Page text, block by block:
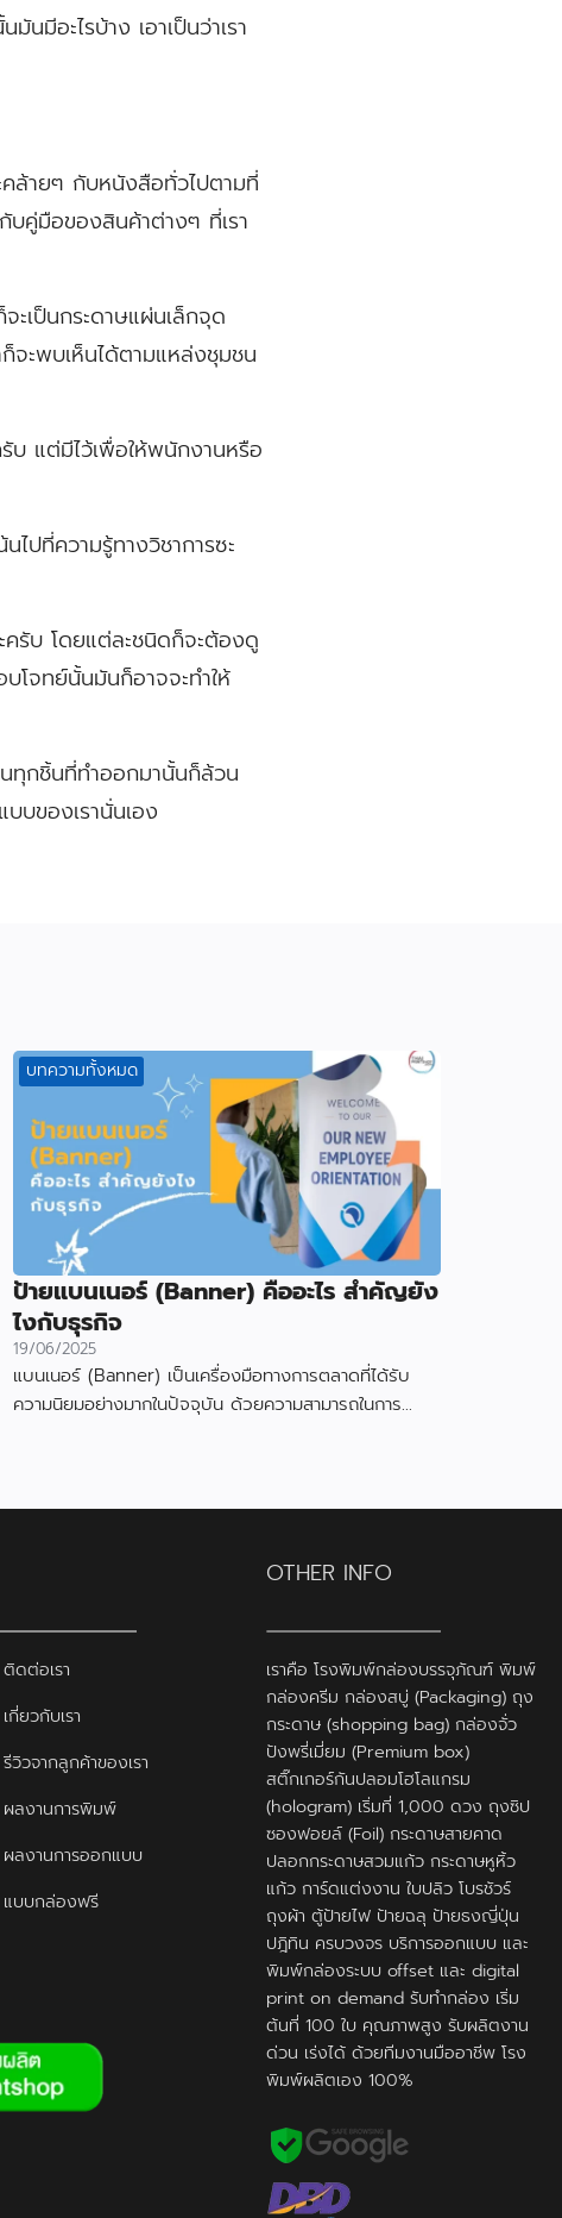
นมีอะไรบ้าง เอาเป็นว่าเรา
ล้ายๆ กับหนังสือทั่วไปตามที่
บคู่มือของสินค้าต่างๆ ที่เรา
เป็นกระดาษแผ่นเล็กจุด
จะพบเห็นได้ตามแหล่งชุมชน
บ แต่มีไว้เพื่อให้พนักงานหรือ
ปที่ความรู้ทางวิชาการซะ
ครับ โดยแต่ละชนิดก็จะต้องดู
บโจทย์นั้นมันก็อาจจะทำให้
ทุกชิ้นที่ทำออกมานั้นก็ล้วน
บของเรานั่นเอง
บทความทั้งหมด
ป้ายแบนเนอร์ (Banner) คืออะไร สำคัญยัง
ไงกับธุรกิจ
19/06/2025
แบนเนอร์ (Banner) เป็นเครื่องมือทางการตลาดที่ได้รับ
ความนิยมอย่างมากในปัจจุบัน ด้วยความสามารถในการ
ติดต่อเรา
เกี่ยวกับเรา
รีวิวจากลูกค้าของเรา
ผลงานการพิมพ์
ผลงานการออกแบบ
แบบกล่องฟรี
OTHER INFO
เราคือ โรงพิมพ์กล่องบรรจุภัณฑ์ พิมพ์
กล่องครีม กล่องสบู่ (Packaging) ถุง
กระดาษ (shopping bag) กล่องจั่ว
ปังพรี่เมี่ยม (Premium box)
สติ๊กเกอร์กันปลอมโฮโลแกรม
(hologram) เริ่มที่ 1,000 ดวง ถุงซิป
ซองฟอยล์ (Foil) กระดาษสายคาด
ปลอกกระดาษสวมแก้ว กระดาษหูหิ้ว
แก้ว การ์ดแต่งงาน ใบปลิว โบรชัวร์
ถุงผ้า ตู้ป้ายไฟ ป้ายฉลุ ป้ายธงญี่ปุ่น
ปฎิทิน ครบวงจร บริการออกแบบ และ
พิมพ์กล่องระบบ offset และ digital
print on demand รับทำกล่อง เริ่ม
ต้นที่ 100 ใบ คุณภาพสูง รับผลิตงาน
ด่วน เร่งได้ ด้วยทีมงานมืออาชีพ โรง
พิมพ์ผลิตเอง 100%